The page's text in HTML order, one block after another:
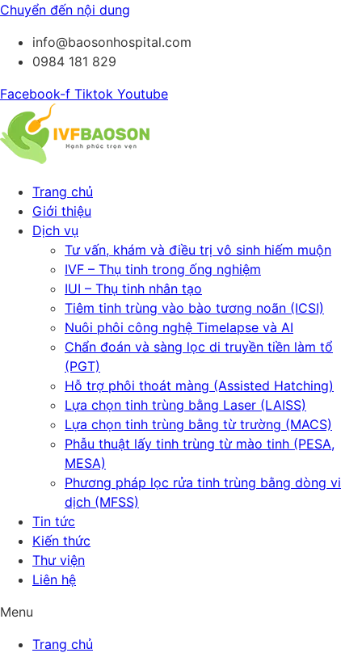
Chuyển đến nội dung
info@baosonhospital.com
0984 181 829
Facebook-f Tiktok Youtube
Trang chủ
Giới thiệu
Dịch vụ
Tư vấn, khám và điều trị vô sinh hiếm muộn
IVF – Thụ tinh trong ống nghiệm
IUI – Thụ tinh nhân tạo
Tiêm tinh trùng vào bào tương noãn (ICSI)
Nuôi phôi công nghệ Timelapse và AI
Chẩn đoán và sàng lọc di truyền tiền làm tổ
(PGT)
Hỗ trợ phôi thoát màng (Assisted Hatching)
Lựa chọn tinh trùng bằng Laser (LAISS)
Lựa chọn tinh trùng bằng từ trường (MACS)
Phẫu thuật lấy tinh trùng từ mào tinh (PESA,
MESA)
Phương pháp lọc rửa tinh trùng bằng dòng vi
dịch (MFSS)
Tin tức
Kiến thức
Thư viện
Liên hệ
Menu
Trang chủ